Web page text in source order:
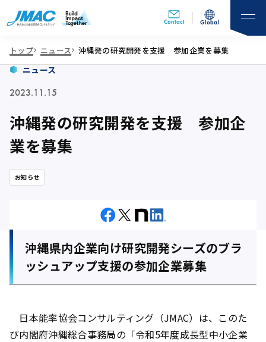
Contact Global
トップ ニュース 沖縄発の研究開発を支援 参加企業を募集
沖縄発の研究開発を支援 参加企
業を募集
ニュース
2023.11.15
お知らせ
沖縄県内企業向け研究開発シーズのブラ
ッシュアップ支援の参加企業募集
日本能率協会コンサルティング（JMAC）は、このた
び内閣府沖縄総合事務局の「令和5年度成長型中小企業